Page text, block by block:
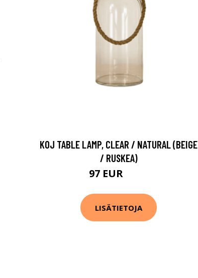
KOJ TABLE LAMP, CLEAR / NATURAL (BEIGE
/ RUSKEA)
97 EUR
LISÄTIETOJA